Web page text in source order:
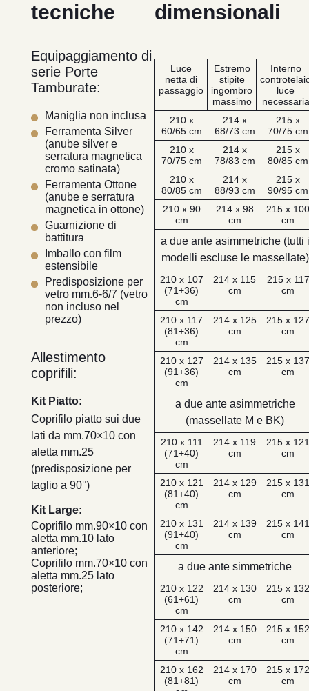
dimensionali
Luce
netta di
passaggio
Estremo
stipite
ingombro
massimo
Interno
luce
necessaria
210 x
60/65 cm
214 x
68/73 cm
215 x
70/75 cm
210 x
70/75 cm
214 x
78/83 cm
215 x
80/85 cm
210 x
80/85 cm
214 x
88/93 cm
215 x
90/95 cm
210 x 90
cm
214 x 98
cm
215 x
cm
a due ante asimmetriche (tutti i
modelli escluse le massellate)
210 x 107
(71+36)
cm
214 x 115
cm
215 x 117
cm
210 x 117
(81+36)
cm
214 x 125
cm
215 x
cm
210 x 127
(91+36)
cm
214 x 135
cm
215 x
cm
a due ante asimmetriche
(massellate M e BK)
210 x 111
(71+40)
cm
214 x 119
cm
215 x
cm
210 x 121
(81+40)
cm
214 x 129
cm
215 x
cm
210 x 131
(91+40)
cm
214 x 139
cm
215 x
cm
a due ante simmetriche
210 x 122
(61+61)
cm
214 x 130
cm
215 x
cm
210 x 142
(71+71)
cm
214 x 150
cm
215 x
cm
210 x 162
(81+81)
214 x 170
cm
215 x
cm
tecniche
Equipaggiamento di
serie Porte
Tamburate:
Maniglia non inclusa
Ferramenta Silver
(anube silver e
serratura magnetica
cromo satinata)
Ferramenta Ottone
(anube e serratura
magnetica in ottone)
Guarnizione di
battitura
Imballo con film
estensibile
Predisposizione per
vetro mm.6-6/7 (vetro
non incluso nel
prezzo)
Allestimento
coprifili:
Kit Piatto:
Coprifilo piatto sui due
lati da mm.70×10 con
aletta mm.25
(predisposizione per
taglio a 90°)
Kit Large:
Coprifilo mm.90×10 con
aletta mm.10 lato
anteriore;
Coprifilo mm.70×10 con
aletta mm.25 lato
posteriore;